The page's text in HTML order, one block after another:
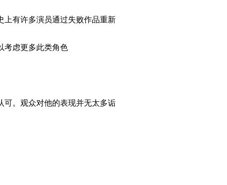
上有许多演员通过失败作品重新
考虑更多此类角色
可。观众对他的表现并无太多诟